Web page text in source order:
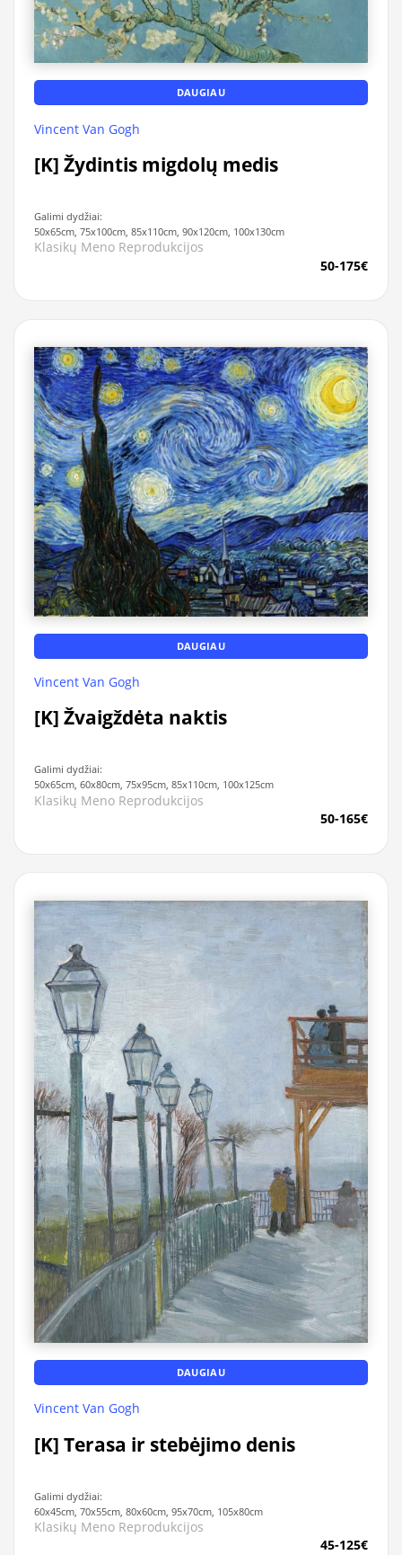
DAUGIAU
Vincent Van Gogh
[K] Žydintis migdolų medis
Galimi dydžiai:
50x65cm, 75x100cm, 85x110cm, 90x120cm, 100x130cm
Klasikų Meno Reprodukcijos
50-175€
DAUGIAU
Vincent Van Gogh
[K] Žvaigždėta naktis
Galimi dydžiai:
50x65cm, 60x80cm, 75x95cm, 85x110cm, 100x125cm
Klasikų Meno Reprodukcijos
50-165€
DAUGIAU
Vincent Van Gogh
[K] Terasa ir stebėjimo denis
Galimi dydžiai:
60x45cm, 70x55cm, 80x60cm, 95x70cm, 105x80cm
Klasikų Meno Reprodukcijos
45-125€